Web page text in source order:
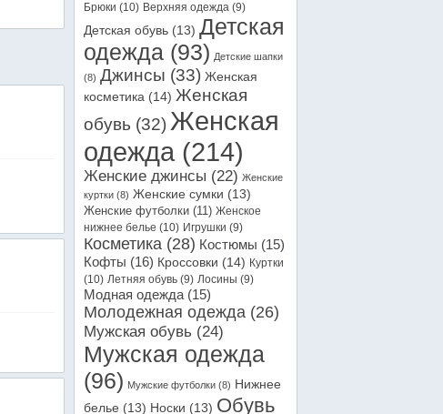
Брюки (10) Верхняя одежда (9)
Детская обувь (13) Детская
одежда (93) Детские шапки
(8) Джинсы (33) Женская
косметика (14) Женская
обувь (32) Женская
одежда (214)
Женские джинсы (22) Женские
куртки (8) Женские сумки (13)
Женские футболки (11) Женское
нижнее белье (10) Игрушки (9)
Косметика (28) Костюмы (15)
Кофты (16) Кроссовки (14) Куртки
(10) Летняя обувь (9) Лосины (9)
Модная одежда (15)
Молодежная одежда (26)
Мужская обувь (24)
Мужская одежда
(96) Мужские футболки (8) Нижнее
белье (13) Носки (13) Обувь